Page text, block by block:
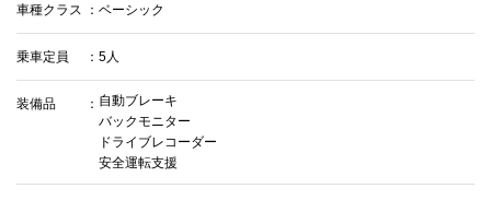
車種クラス ベーシック
乗車定員 5人
装備品
自動ブレーキ
バックモニター
ドライブレコーダー
安全運転支援